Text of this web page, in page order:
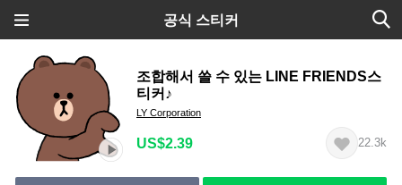
공식 스티커
조합해서 쓸 수 있는 LINE FRIENDS스
티커♪
LY Corporation
US$2.39 22.3k